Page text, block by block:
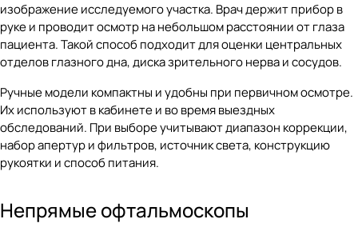
изображение исследуемого участка. Врач держит прибор в
руке и проводит осмотр на небольшом расстоянии от глаза
пациента. Такой способ подходит для оценки центральных
отделов глазного дна, диска зрительного нерва и сосудов.
Ручные модели компактны и удобны при первичном осмотре.
Их используют в кабинете и во время выездных
обследований. При выборе учитывают диапазон коррекции,
набор апертур и фильтров, источник света, конструкцию
рукоятки и способ питания.
Непрямые офтальмоскопы